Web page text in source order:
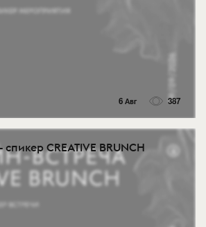
6 Авг 387
CREATIVE BRUNCH